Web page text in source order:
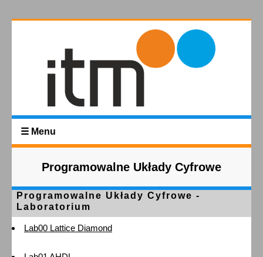
☰ Menu
Programowalne Układy Cyfrowe
Programowalne Układy Cyfrowe -
Laboratorium
Lab00 Lattice Diamond